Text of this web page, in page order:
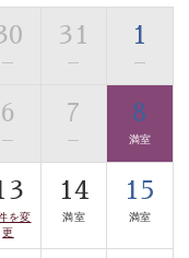
した和定食
遅く新鮮で若返り
。身も心も癒され
特殊素材の畳を使
くい畳のお風呂で
—
31
—
1
—
6
—
7
—
8
満室
を変
更
14
満室
15
満室